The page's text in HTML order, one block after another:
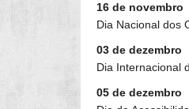
16 de novembro
Dia Nacional dos
03 de dezembro
Dia Internacional
05 de dezembro